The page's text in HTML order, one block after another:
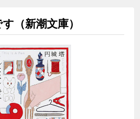
（新潮文庫）